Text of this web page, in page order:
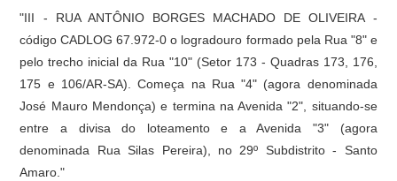
"III - RUA ANTÔNIO BORGES MACHADO DE OLIVEIRA -
código CADLOG 67.972-0 o logradouro formado pela Rua "8" e
pelo trecho inicial da Rua "10" (Setor 173 - Quadras 173, 176,
175 e 106/AR-SA). Começa na Rua "4" (agora denominada
José Mauro Mendonça) e termina na Avenida "2", situando-se
entre a divisa do loteamento e a Avenida "3" (agora
denominada Rua Silas Pereira), no 29º Subdistrito - Santo
Amaro."